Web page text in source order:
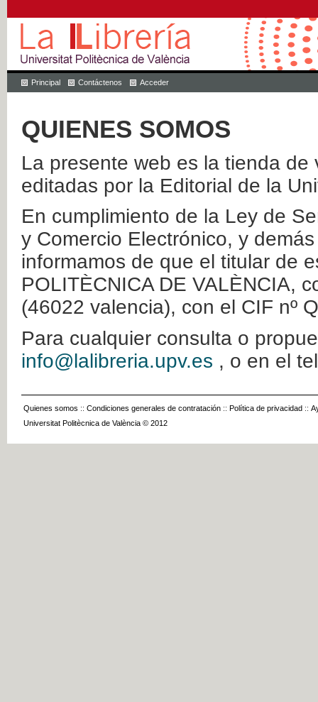
Principal Contáctenos Acceder
QUIENES SOMOS
La presente web es la tienda
editadas por la Editorial de la
En cumplimiento de la Ley de
y Comercio Electrónico, y
informamos de que el titular de
POLITÈCNICA DE VALÈNCIA,
(46022 valencia), con el CIF nº
Para cualquier consulta o
info@lalibreria.upv.es , o en el
Quienes somos :: Condiciones generales de contratación :: Política de privacidad ::
Universitat Politècnica de València © 2012